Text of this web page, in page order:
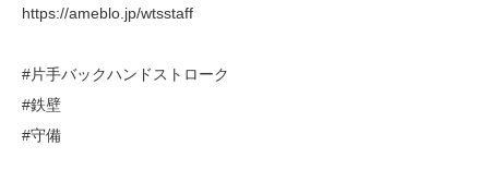
https://ameblo.jp/wtsstaff
#片手バックハンドストローク
#鉄壁
#守備